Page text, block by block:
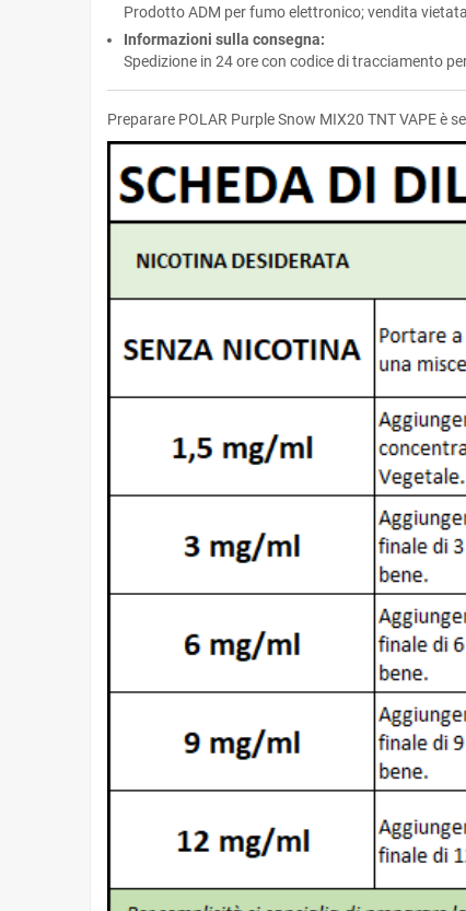
Prodotto ADM per fumo elettronico; vendita
Informazioni sulla consegna:
Spedizione in 24 ore con codice di tracciamento
Preparare POLAR Purple Snow MIX20 TNT VAPE è